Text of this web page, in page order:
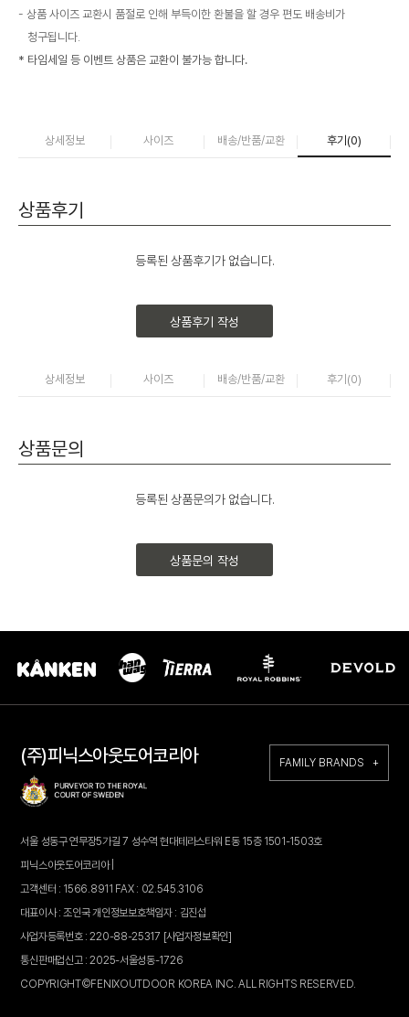
상품 사이즈 교환시 품절로 인해 부득이한 환불을 할 경우 편도 배송비가
청구됩니다.
* 타임세일 등 이벤트 상품은 교환이 불가능 합니다.
상세정보 사이즈 배송/반품/교환 후기(0)
상품후기
등록된 상품후기가 없습니다.
상품후기 작성
상세정보 사이즈 배송/반품/교환 후기(0)
상품문의
등록된 상품문의가 없습니다.
상품문의 작성
(주)피닉스아웃도어코리아 FAMILY BRANDS +
서울 성동구 연무장5가길 7 성수역 현대테라스타워 E동 15층 1501-1503호
피닉스아웃도어코리아 |
고객센터 : 1566.8911 FAX : 02.545.3106
대표이사 : 조인국 개인정보보호책임자 : 김진섭
사업자등록번호 : 220-88-25317 [사업자정보확인]
통신판매업신고 : 2025-서울성동-1726
COPYRIGHT©FENIXOUTDOOR KOREA INC. ALL RIGHTS RESERVED.